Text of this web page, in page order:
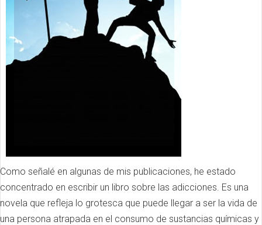
Como señalé en algunas de mis publicaciones, he estado
concentrado en escribir un libro sobre las adicciones. Es una
novela que refleja lo grotesca que puede llegar a ser la vida de
una persona atrapada en el consumo de sustancias químicas y